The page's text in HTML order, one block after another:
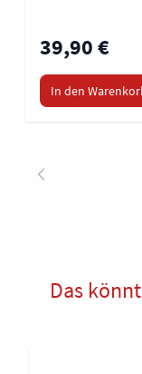
39,90 €
In den
Das